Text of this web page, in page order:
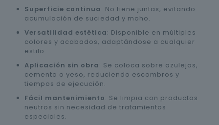
Superficie continua: No tiene juntas, evitando
acumulación de suciedad y moho.
Versatilidad estética: Disponible en múltiples
colores y acabados, adaptándose a cualquier
estilo.
Aplicación sin obra: Se coloca sobre azulejos,
cemento o yeso, reduciendo escombros y
tiempos de ejecución.
Fácil mantenimiento: Se limpia con productos
neutros sin necesidad de tratamientos
especiales.